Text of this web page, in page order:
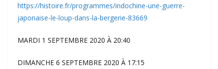
https://histoire.fr/programmes/indochine-une-guerre-
japonaise-le-loup-dans-la-bergerie-83669
MARDI 1 SEPTEMBRE 2020 À 20:40
DIMANCHE 6 SEPTEMBRE 2020 À 17:15